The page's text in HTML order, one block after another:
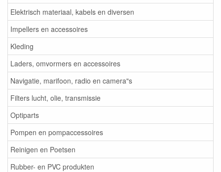
Elektrisch materiaal, kabels en diversen
Impellers en accessoires
Kleding
Laders, omvormers en accessoires
Navigatie, marifoon, radio en camera"s
Filters lucht, olie, transmissie
Optiparts
Pompen en pompaccessoires
Reinigen en Poetsen
Rubber- en PVC produkten